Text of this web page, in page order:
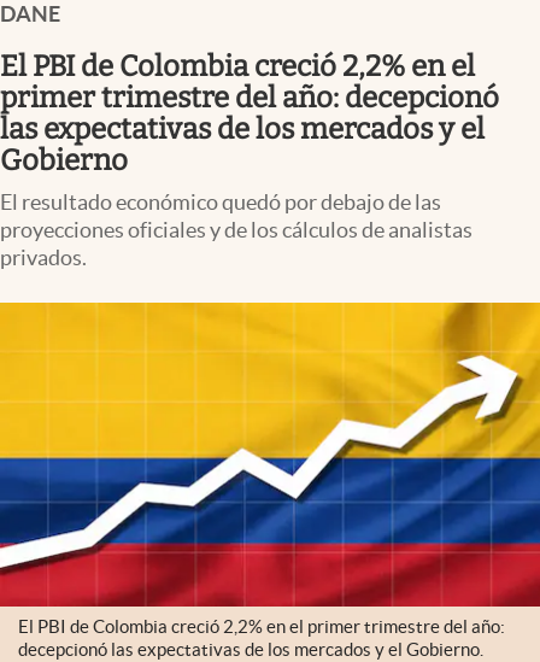
Colombia
DANE
El PBI de Colombia creció 2,2% en el
primer trimestre del año: decepcionó
las expectativas de los mercados y el
Gobierno
El resultado económico quedó por debajo de las
proyecciones oficiales y de los cálculos de analistas
privados.
El PBI de Colombia creció 2,2% en el primer trimestre del año:
decepcionó las expectativas de los mercados y el Gobierno.